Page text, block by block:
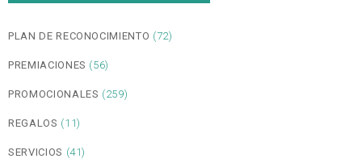
PLAN DE RECONOCIMIENTO (72)
PREMIACIONES (56)
PROMOCIONALES (259)
REGALOS (11)
SERVICIOS (41)